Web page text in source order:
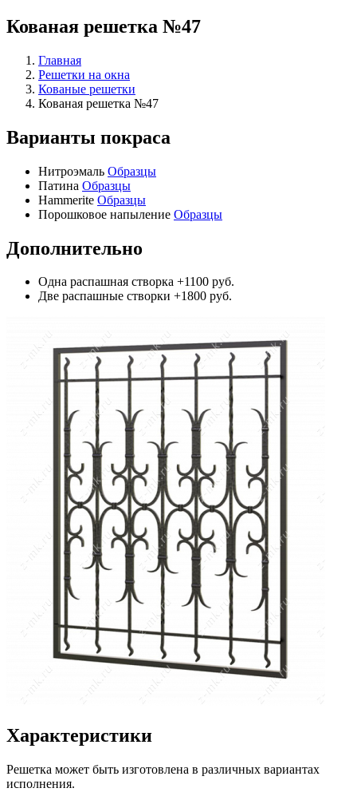
Кованая решетка №47
Главная
Решетки на окна
Кованые решетки
Кованая решетка №47
Варианты покраса
Нитроэмаль Образцы
Патина Образцы
Hammerite Образцы
Порошковое напыление Образцы
Дополнительно
Одна распашная створка +1100 руб.
Две распашные створки +1800 руб.
Характеристики
Решетка может быть изготовлена в различных вариантах
исполнения.